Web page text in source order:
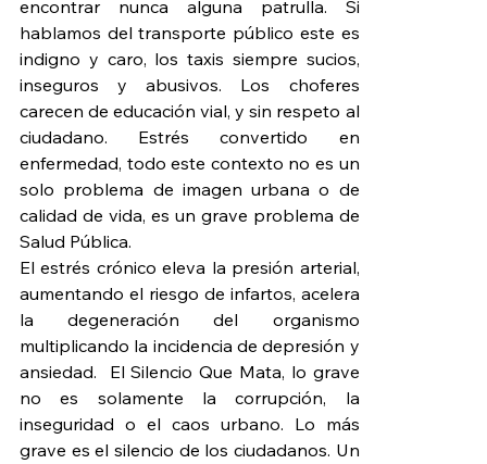
encontrar nunca alguna patrulla. Si
hablamos del transporte público este es
indigno y caro, los taxis siempre sucios,
inseguros y abusivos. Los choferes
carecen de educación vial, y sin respeto al
ciudadano. Estrés convertido en
enfermedad, todo este contexto no es un
solo problema de imagen urbana o de
calidad de vida, es un grave problema de
Salud Pública.
El estrés crónico eleva la presión arterial,
aumentando el riesgo de infartos, acelera
la degeneración del organismo
multiplicando la incidencia de depresión y
ansiedad.  El Silencio Que Mata, lo grave
no es solamente la corrupción, la
inseguridad o el caos urbano. Lo más
grave es el silencio de los ciudadanos. Un